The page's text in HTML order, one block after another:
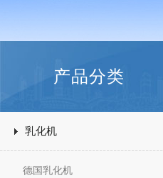
产品分类
乳化机
德国乳化机